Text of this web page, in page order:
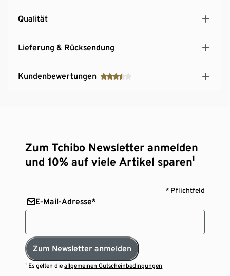
Qualität
Lieferung & Rücksendung
Kundenbewertungen
Zum Tchibo Newsletter anmelden
und 10% auf viele Artikel sparen¹
* Pflichtfeld
E-Mail-Adresse*
Zum Newsletter anmelden
¹ Es gelten dieallgemeinen Gutscheinbedingungen